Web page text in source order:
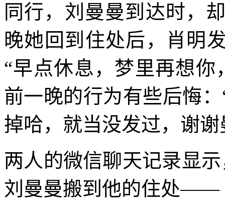
同行，刘曼曼到达时，
晚她回到住处后，肖明
“早点休息，梦里再想
前一晚的行为有些后悔
掉哈，就当没发过，谢谢
两人的微信聊天记录显
刘曼曼搬到他的住处——